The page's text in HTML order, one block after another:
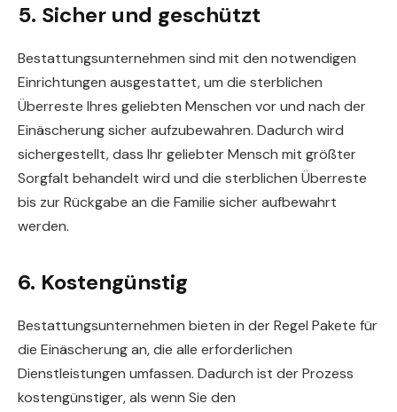
5. Sicher und geschützt
Bestattungsunternehmen sind mit den notwendigen
Einrichtungen ausgestattet, um die sterblichen
Überreste Ihres geliebten Menschen vor und nach der
Einäscherung sicher aufzubewahren. Dadurch wird
sichergestellt, dass Ihr geliebter Mensch mit größter
Sorgfalt behandelt wird und die sterblichen Überreste
bis zur Rückgabe an die Familie sicher aufbewahrt
werden.
6. Kostengünstig
Bestattungsunternehmen bieten in der Regel Pakete für
die Einäscherung an, die alle erforderlichen
Dienstleistungen umfassen. Dadurch ist der Prozess
kostengünstiger, als wenn Sie den